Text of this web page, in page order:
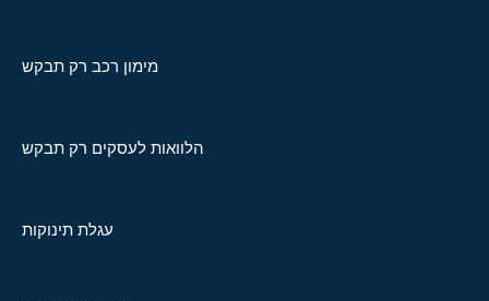
מימון רכב רק תבקש
הלוואות לעסקים רק תבקש
עגלת תינוקות